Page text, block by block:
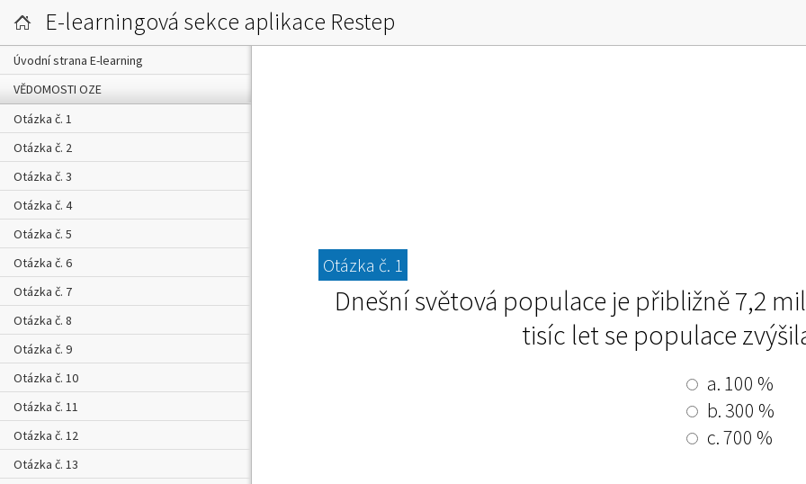
E-learningová sekce aplikace Restep
Úvodní strana E-learning
VĚDOMOSTI OZE
Otázka č. 1
Otázka č. 2
Otázka č. 3
Otázka č. 4
Otázka č. 5
Otázka č. 6
Otázka č. 7
Otázka č. 8
Otázka č. 9
Otázka č. 10
Otázka č. 11
Otázka č. 12
Otázka č. 13
Otázka č. 1
Dnešní světová populace je přibližně 7,2
tisíc let se populace
a. 100 %
b. 300 %
c. 700 %